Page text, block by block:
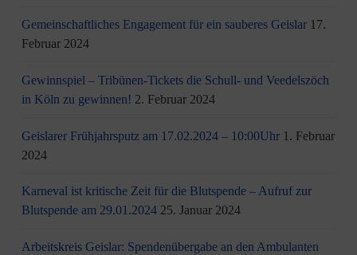
Gemeinschaftliches Engagement für ein sauberes Geislar 17.
Februar 2024
Gewinnspiel – Tribünen-Tickets die Schull- und Veedelszöch
in Köln zu gewinnen! 2. Februar 2024
Geislarer Frühjahrsputz am 17.02.2024 – 10:00Uhr 1. Februar
2024
Karneval ist kritische Zeit für die Blutspende – Aufruf zur
Blutspende am 29.01.2024 25. Januar 2024
Arbeitskreis Geislar: Spendenübergabe an den Ambulanten